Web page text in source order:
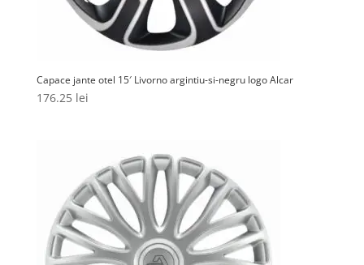
Capace jante otel 15′ Livorno argintiu-si-negru logo Alcar
176.25 lei